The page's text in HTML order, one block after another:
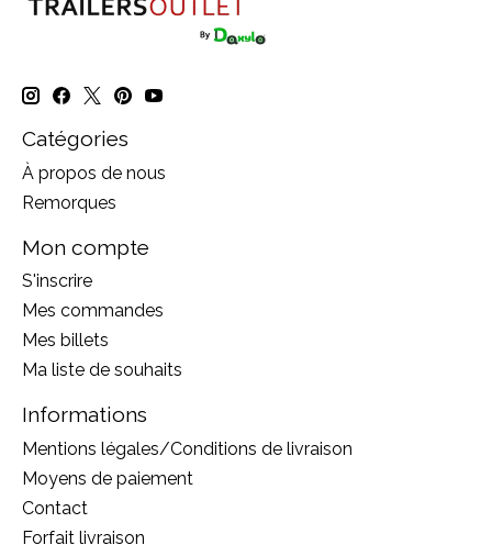
Catégories
À propos de nous
Remorques
Mon compte
S'inscrire
Mes commandes
Mes billets
Ma liste de souhaits
Informations
Mentions légales/Conditions de livraison
Moyens de paiement
Contact
Forfait livraison